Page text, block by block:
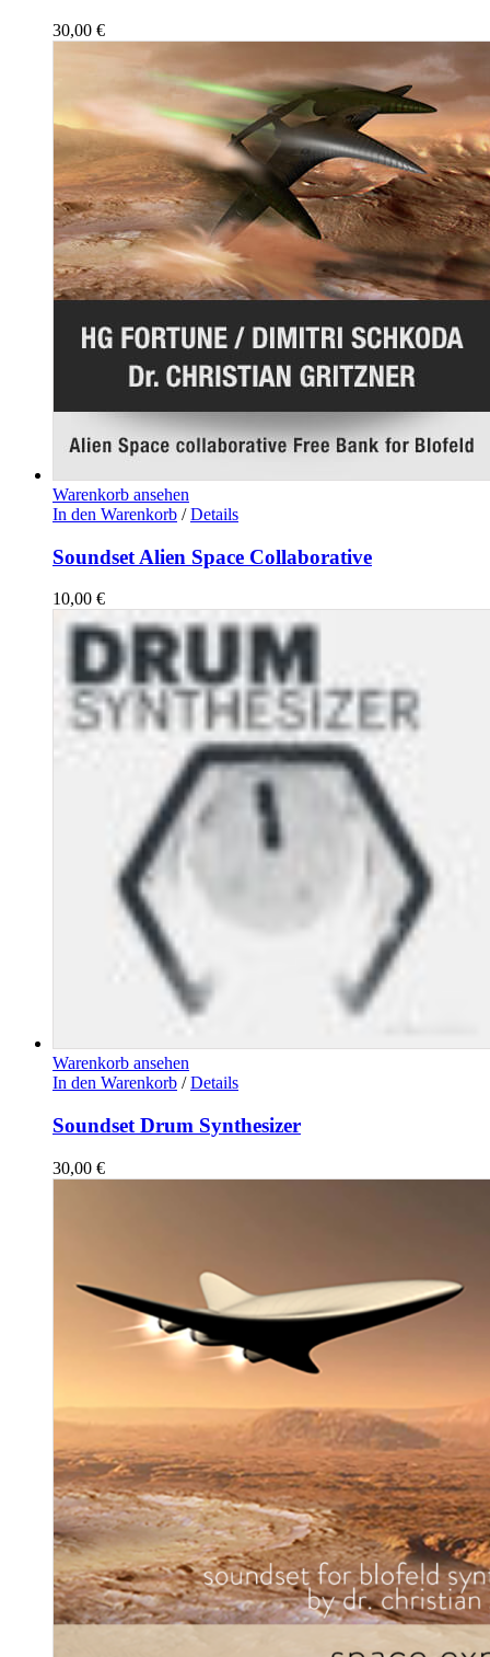
30,00 €
Warenkorb ansehen
In den Warenkorb / Details
Soundset Alien Space Collaborative
10,00 €
Warenkorb ansehen
In den Warenkorb / Details
Soundset Drum Synthesizer
30,00 €